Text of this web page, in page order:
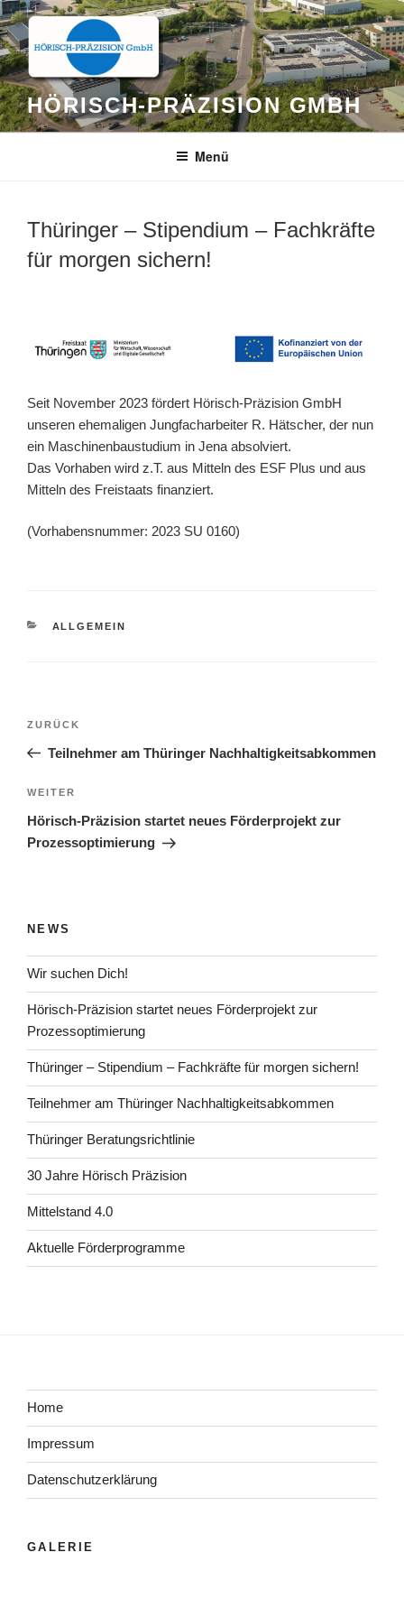
Zum
Inhalt
springen
HÖRISCH-PRÄZISION GMBH
Menü
Thüringer – Stipendium – Fachkräfte
für morgen sichern!
Seit November 2023 fördert Hörisch-Präzision GmbH
unseren ehemaligen Jungfacharbeiter R. Hätscher, der nun
ein Maschinenbaustudium in Jena absolviert.
Das Vorhaben wird z.T. aus Mitteln des ESF Plus und aus
Mitteln des Freistaats finanziert.
(Vorhabensnummer: 2023 SU 0160)
KATEGORIEN
ALLGEMEIN
Beitragsnavigation
Vorheriger
Beitrag
ZURÜCK
Teilnehmer am Thüringer Nachhaltigkeitsabkommen
Nächster
Beitrag
WEITER
Hörisch-Präzision startet neues Förderprojekt zur
Prozessoptimierung
NEWS
Wir suchen Dich!
Hörisch-Präzision startet neues Förderprojekt zur
Prozessoptimierung
Thüringer – Stipendium – Fachkräfte für morgen sichern!
Teilnehmer am Thüringer Nachhaltigkeitsabkommen
Thüringer Beratungsrichtlinie
30 Jahre Hörisch Präzision
Mittelstand 4.0
Aktuelle Förderprogramme
Home
Impressum
Datenschutzerklärung
GALERIE